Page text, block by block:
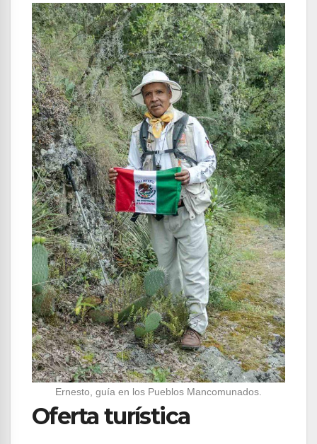
Ernesto, guía en los Pueblos Mancomunados.
Oferta turística